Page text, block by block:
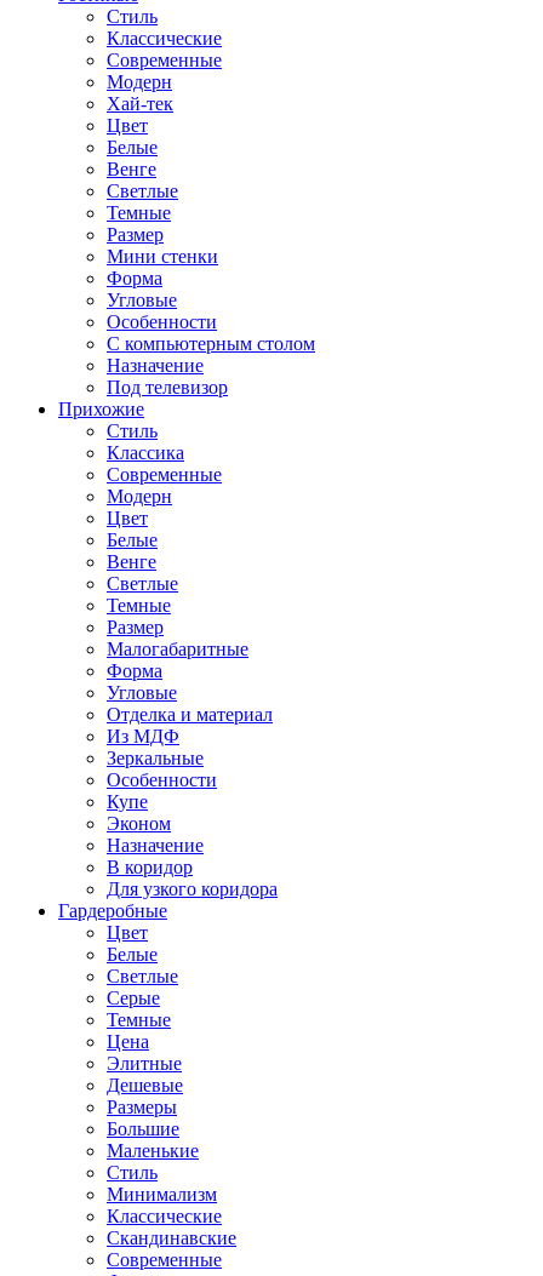
Стиль
Классические
Современные
Модерн
Хай-тек
Цвет
Белые
Венге
Светлые
Темные
Размер
Мини стенки
Форма
Угловые
Особенности
С компьютерным столом
Назначение
Под телевизор
Прихожие
Стиль
Классика
Современные
Модерн
Цвет
Белые
Венге
Светлые
Темные
Размер
Малогабаритные
Форма
Угловые
Отделка и материал
Из МДФ
Зеркальные
Особенности
Купе
Эконом
Назначение
В коридор
Для узкого коридора
Гардеробные
Цвет
Белые
Светлые
Серые
Темные
Цена
Элитные
Дешевые
Размеры
Большие
Маленькие
Стиль
Минимализм
Классические
Скандинавские
Современные